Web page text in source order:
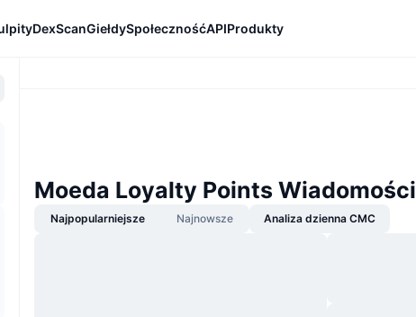
DexScanGiełdySpołecznośćAPIProdukty
Moeda Loyalty Points Wiadomości
Najpopularniejsze Najnowsze Analiza dzienna CMC